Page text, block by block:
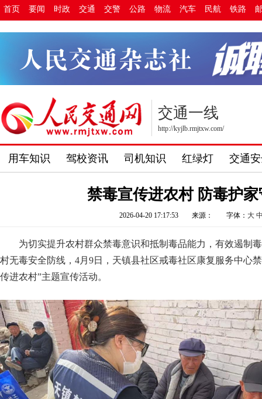
首页 要闻 时政 交通 交警 公路 物流 汽车 民航 铁路
交通一线
http://kyjlb.rmjtxw.com/
用车知识 驾校资讯 司机知识 红绿灯 交通
禁毒宣传进农村 防毒护
2026-04-20 17:17:53 来源： 字体： 大
为切实提升农村群众禁毒意识和抵制毒品能力，有效遏制
村无毒安全防线，4月9日，天镇县社区戒毒社区康复服务中心
传进农村”主题宣传活动。